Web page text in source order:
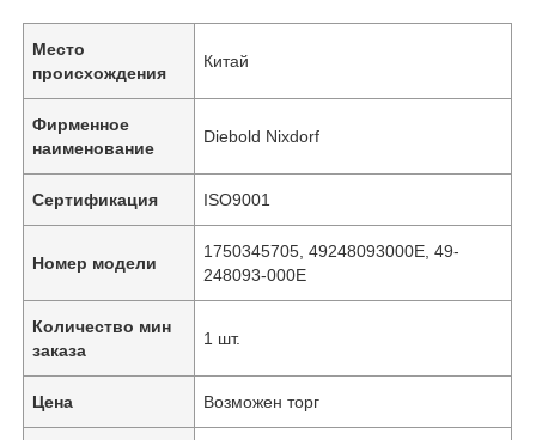
Место
происхождения
Китай
Фирменное
наименование
Diebold Nixdorf
Сертификация ISO9001
Номер модели
1750345705, 49248093000Е, 49-
248093-000Е
Количество мин
заказа
1 шт.
Цена Возможен торг